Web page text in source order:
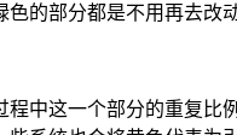
的部分都是不用再去改动
中这一个部分的重复